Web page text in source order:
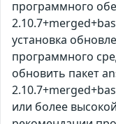
программного
установка
программного
обновить пакет
или более